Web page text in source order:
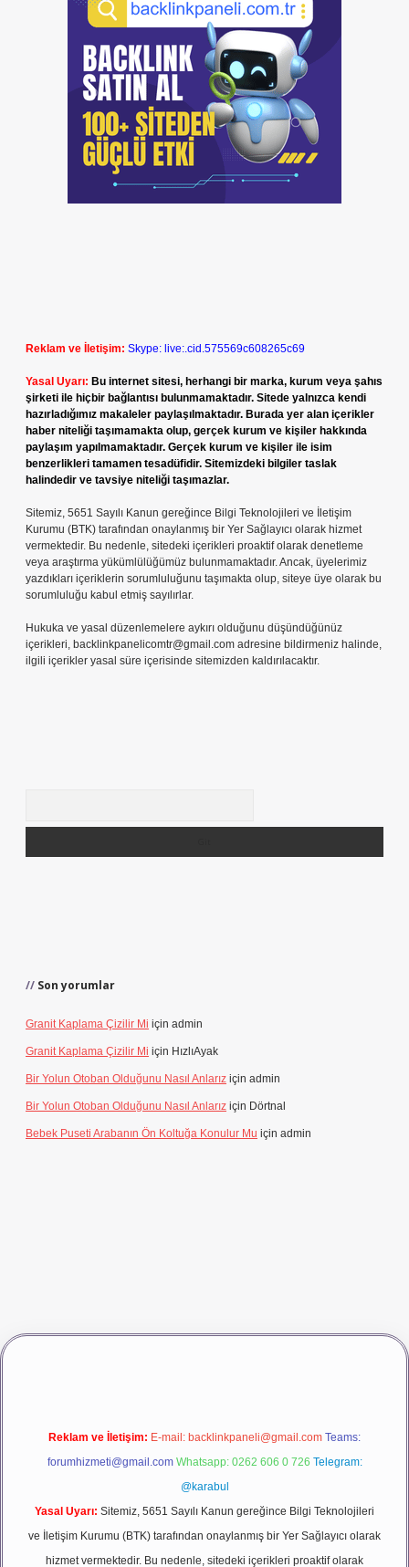
Reklam ve İletişim: Skype: live:.cid.575569c608265c69
Yasal Uyarı: Bu internet sitesi, herhangi bir marka, kurum veya şahıs
şirketi ile hiçbir bağlantısı bulunmamaktadır. Sitede yalnızca kendi
hazırladığımız makaleler paylaşılmaktadır. Burada yer alan içerikler
haber niteliği taşımamakta olup, gerçek kurum ve kişiler hakkında
paylaşım yapılmamaktadır. Gerçek kurum ve kişiler ile isim
benzerlikleri tamamen tesadüfidir. Sitemizdeki bilgiler taslak
halindedir ve tavsiye niteliği taşımazlar.
Sitemiz, 5651 Sayılı Kanun gereğince Bilgi Teknolojileri ve İletişim
Kurumu (BTK) tarafından onaylanmış bir Yer Sağlayıcı olarak hizmet
vermektedir. Bu nedenle, sitedeki içerikleri proaktif olarak denetleme
veya araştırma yükümlülüğümüz bulunmamaktadır. Ancak, üyelerimiz
yazdıkları içeriklerin sorumluluğunu taşımakta olup, siteye üye olarak bu
sorumluluğu kabul etmiş sayılırlar.
Hukuka ve yasal düzenlemelere aykırı olduğunu düşündüğünüz
içerikleri, backlinkpanelicomtr@gmail.com adresine bildirmeniz halinde,
ilgili içerikler yasal süre içerisinde sitemizden kaldırılacaktır.
Son yorumlar
Granit Kaplama Çizilir Mi için admin
Granit Kaplama Çizilir Mi için HızlıAyak
Bir Yolun Otoban Olduğunu Nasıl Anlarız için admin
Bir Yolun Otoban Olduğunu Nasıl Anlarız için Dörtnal
Bebek Puseti Arabanın Ön Koltuğa Konulur Mu için admin
girişbetexper
Reklam ve İletişim: E-mail: backlinkpaneli@gmail.com Teams:
forumhizmeti@gmail.com Whatsapp: 0262 606 0 726 Telegram:
@karabul
Yasal Uyarı: Sitemiz, 5651 Sayılı Kanun gereğince Bilgi Teknolojileri
ve İletişim Kurumu (BTK) tarafından onaylanmış bir Yer Sağlayıcı olarak
hizmet vermektedir. Bu nedenle, sitedeki içerikleri proaktif olarak